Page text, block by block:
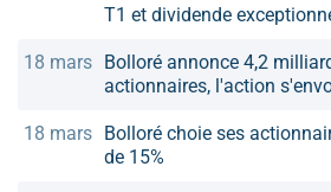
T1 et dividende
18 mars
Bolloré annonce 4,2
actionnaires, l'action
18 mars
Bolloré choie ses
de 15%